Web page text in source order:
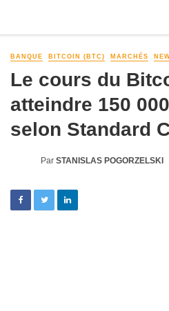
BANQUE BITCOIN (BTC) MARCHÉS
Le cours du
atteindre 150
selon Standard
Par STANISLAS POGORZELSKI